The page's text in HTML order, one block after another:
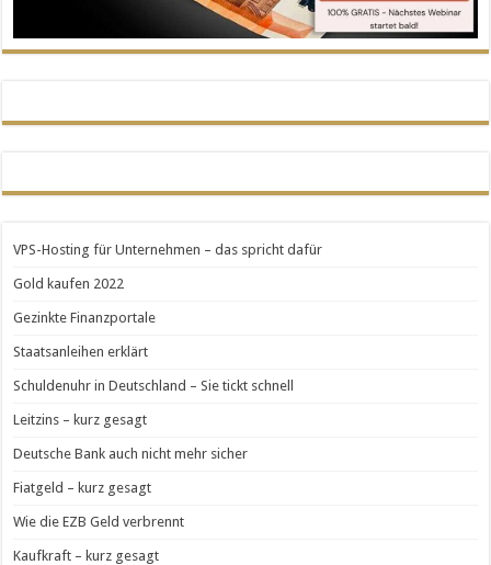
VPS-Hosting für Unternehmen – das spricht dafür
Gold kaufen 2022
Gezinkte Finanzportale
Staatsanleihen erklärt
Schuldenuhr in Deutschland – Sie tickt schnell
Leitzins – kurz gesagt
Deutsche Bank auch nicht mehr sicher
Fiatgeld – kurz gesagt
Wie die EZB Geld verbrennt
Kaufkraft – kurz gesagt